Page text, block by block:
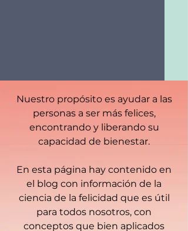
Nuestro propósito es ayudar a las
personas a ser más felices,
encontrando y liberando su
capacidad de bienestar.
En esta página hay contenido en
el blog con información de la
ciencia de la felicidad que es útil
para todos nosotros, con
conceptos que bien aplicados